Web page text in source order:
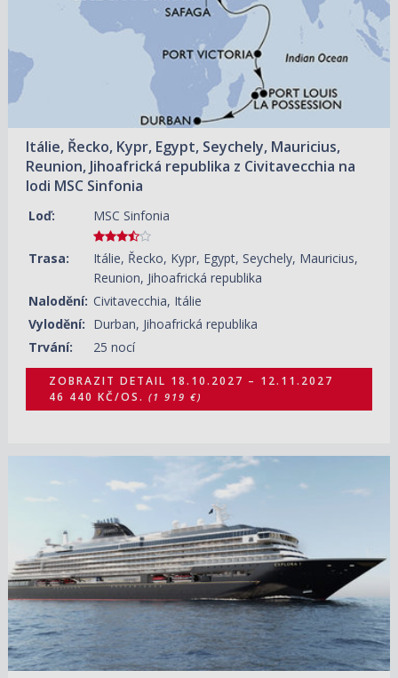
Itálie, Řecko, Kypr, Egypt, Seychely, Mauricius,
Reunion, Jihoafrická republika z Civitavecchia na
lodi MSC Sinfonia
Loď: MSC Sinfonia
Trasa:
Itálie, Řecko, Kypr, Egypt, Seychely, Mauricius,
Reunion, Jihoafrická republika
Nalodění: Civitavecchia, Itálie
Vylodění: Durban, Jihoafrická republika
Trvání:
25 nocí
ZOBRAZIT DETAIL 18.10.2027 – 12.11.2027
46 440 KČ/OS. (1 919 €)
ZOBRAZIT DETAIL
08.11.2027 – 19.11.2027
(4 790 €)